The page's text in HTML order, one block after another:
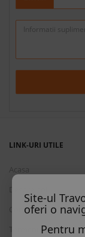
LINK-URI UTILE
Acasa
Contact
Termeni si conditii
Site-ul
oferi o
Pentru